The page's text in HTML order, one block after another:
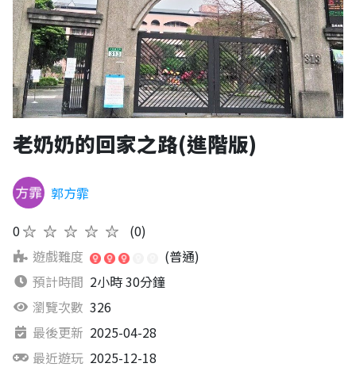
老奶奶的回家之路(進階版)
郭方霏
0★★★★★
(0)
遊戲難度
(普通)
預計時間 2小時 30分鐘
瀏覽次數 326
最後更新 2025-04-28
最近遊玩 2025-12-18